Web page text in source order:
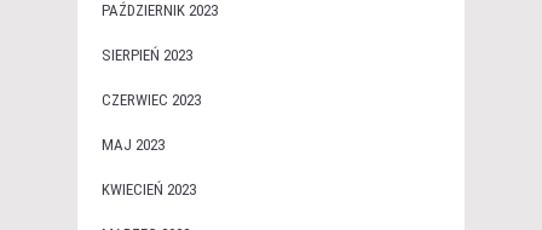
PAŹDZIERNIK 2023
SIERPIEŃ 2023
CZERWIEC 2023
MAJ 2023
KWIECIEŃ 2023